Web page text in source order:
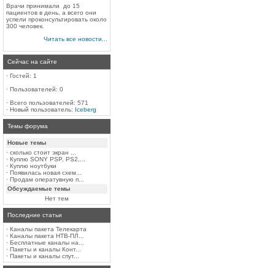
Врачи принимали до 15
пациентов в день, а всего они
успели проконсультировать около
300 человек.
Читать все новости...
Сейчас на сайте
· Гостей: 1
· Пользователей: 0
· Всего пользователей: 571
· Новый пользователь: Iceberg
Темы форума
Новые темы
· сколько стоит экран ...
· Куплю SONY PSP, PS2,...
· Куплю ноутбуки
· Появилась новая схем...
· Продам оператувную п...
Обсуждаемые темы
Нет тем
Последние статьи
· Каналы пакета Телекарта
· Каналы пакета НТВ-ПЛ...
· Бесплатные каналы на...
· Пакеты и каналы Конт...
· Пакеты и каналы спут...